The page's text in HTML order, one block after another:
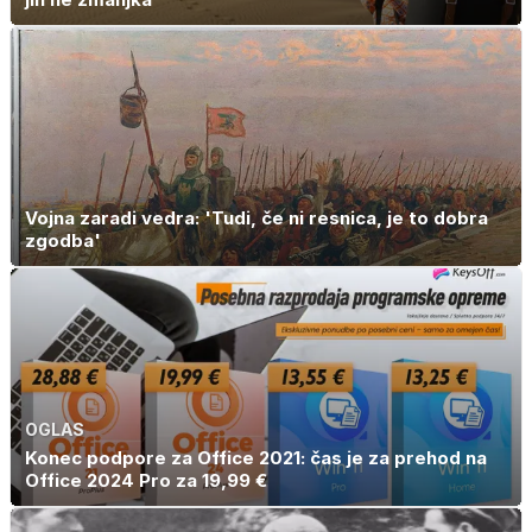
Vojna zaradi vedra: 'Tudi, če ni resnica, je to dobra
zgodba'
OGLAS
Konec podpore za Office 2021: čas je za prehod na
Office 2024 Pro za 19,99 €